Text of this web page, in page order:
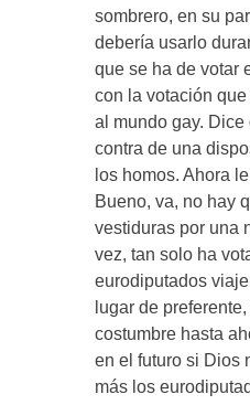
sombrero, en su
debería usarlo
que se ha de votar
con la votación
al mundo gay. Dice
contra de una
los homos. Ahora
Bueno, va, no hay
vestiduras por una
vez, tan solo ha
eurodiputados
lugar de
costumbre hasta
en el futuro si Dios
más los